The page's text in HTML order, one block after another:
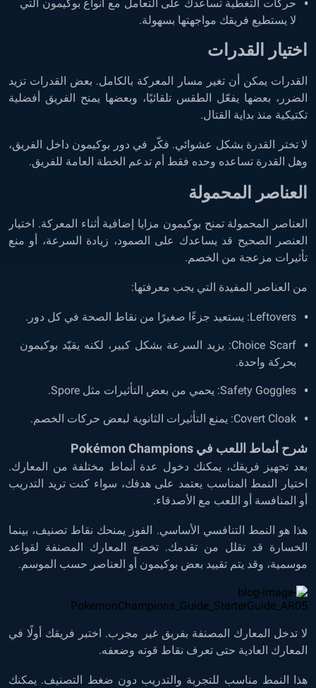
حركات التغطية تساعدك على التعامل مع أنواع بوكيمون التي
لا يستطيع فريقك مواجهتها بسهولة.
اختيار القدرات
القدرات يمكن أن تغير مسار المعركة بالكامل. بعض القدرات تزيد
الضرر، بعضها يفعّل الطقس تلقائيًا، وبعضها يمنح الفريق أفضلية
تكتيكية منذ بداية القتال.
لا تختر القدرة بشكل عشوائي. فكّر في دور بوكيمون داخل الفريق،
وهل القدرة تساعده وحده فقط أم تدعم الخطة العامة للفريق.
العناصر المحمولة
العناصر المحمولة تمنح بوكيمون مزايا إضافية أثناء المعركة. اختيار
العنصر الصحيح قد يساعدك على الصمود، زيادة السرعة، أو منع
تأثيرات مزعجة من الخصم.
من العناصر المفيدة التي يجب معرفتها:
Leftovers: يستعيد جزءًا صغيرًا من نقاط الصحة في كل دور.
Choice Scarf: يزيد السرعة بشكل كبير، لكنه يقيّد بوكيمون
بحركة واحدة.
Safety Goggles: يحمي من بعض التأثيرات مثل Spore.
Covert Cloak: يمنع التأثيرات الثانوية لبعض حركات الخصم.
شرح أنماط اللعب في Pokémon Champions
بعد تجهيز فريقك، يمكنك دخول عدة أنماط مختلفة من المعارك.
اختيار النمط المناسب يعتمد على هدفك، سواء كنت تريد التدريب
أو المنافسة أو اللعب مع الأصدقاء.
هذا هو النمط التنافسي الأساسي. الفوز يمنحك نقاط تصنيف، بينما
الخسارة قد تقلل من تقدمك. تخضع المعارك المصنفة لقواعد
موسمية، وقد يتم تقييد بعض بوكيمون أو العناصر حسب الموسم.
لا تدخل المعارك المصنفة بفريق غير مجرب. اختبر فريقك أولًا في
المعارك العادية حتى تعرف نقاط قوته وضعفه.
هذا النمط مناسب للتجربة والتدريب دون ضغط التصنيف. يمكنك